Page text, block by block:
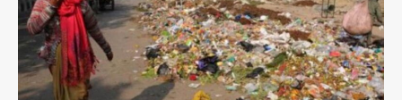
3
Dankaur accident: गंग नहर पटरी मार्ग
पर तेज रफ्तार कार ने ली पति-पत्नी की जान,
गांव में मातम
Avinash Kumar